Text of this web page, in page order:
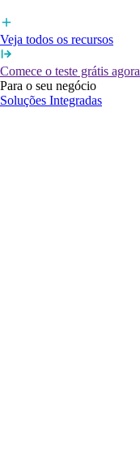
Veja todos os recursos
Comece o teste grátis agora
Para o seu negócio
Soluções Integradas